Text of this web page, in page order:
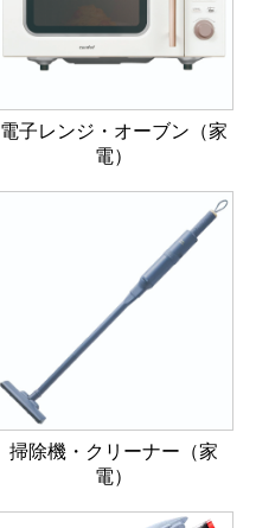
電子レンジ・オーブン（家
電）
掃除機・クリーナー（家
電）